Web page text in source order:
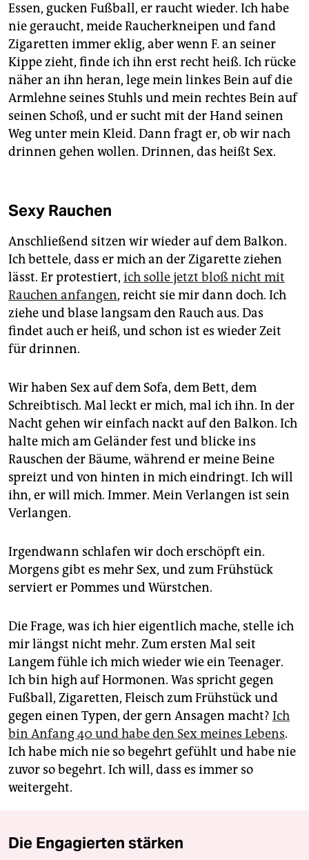
Essen, gucken Fußball, er raucht wieder. Ich habe
nie geraucht, meide Raucherkneipen und fand
Zigaretten immer eklig, aber wenn F. an seiner
Kippe zieht, finde ich ihn erst recht heiß. Ich rücke
näher an ihn heran, lege mein linkes Bein auf die
Armlehne seines Stuhls und mein rechtes Bein auf
seinen Schoß, und er sucht mit der Hand seinen
Weg unter mein Kleid. Dann fragt er, ob wir nach
drinnen gehen wollen. Drinnen, das heißt Sex.
Sexy Rauchen
Anschließend sitzen wir wieder auf dem Balkon.
Ich bettele, dass er mich an der Zigarette ziehen
lässt. Er protestiert, ich solle jetzt bloß nicht mit
Rauchen anfangen, reicht sie mir dann doch. Ich
ziehe und blase langsam den Rauch aus. Das
findet auch er heiß, und schon ist es wieder Zeit
für drinnen.
Wir haben Sex auf dem Sofa, dem Bett, dem
Schreibtisch. Mal leckt er mich, mal ich ihn. In der
Nacht gehen wir einfach nackt auf den Balkon. Ich
halte mich am Geländer fest und blicke ins
Rauschen der Bäume, während er meine Beine
spreizt und von hinten in mich eindringt. Ich will
ihn, er will mich. Immer. Mein Verlangen ist sein
Verlangen.
Irgendwann schlafen wir doch erschöpft ein.
Morgens gibt es mehr Sex, und zum Frühstück
serviert er Pommes und Würstchen.
Die Frage, was ich hier eigentlich mache, stelle ich
mir längst nicht mehr. Zum ersten Mal seit
Langem fühle ich mich wieder wie ein Teenager.
Ich bin high auf Hormonen. Was spricht gegen
Fußball, Zigaretten, Fleisch zum Frühstück und
gegen einen Typen, der gern Ansagen macht? Ich
bin Anfang 40 und habe den Sex meines Lebens.
Ich habe mich nie so begehrt gefühlt und habe nie
zuvor so begehrt. Ich will, dass es immer so
weitergeht.
Die Engagierten stärken